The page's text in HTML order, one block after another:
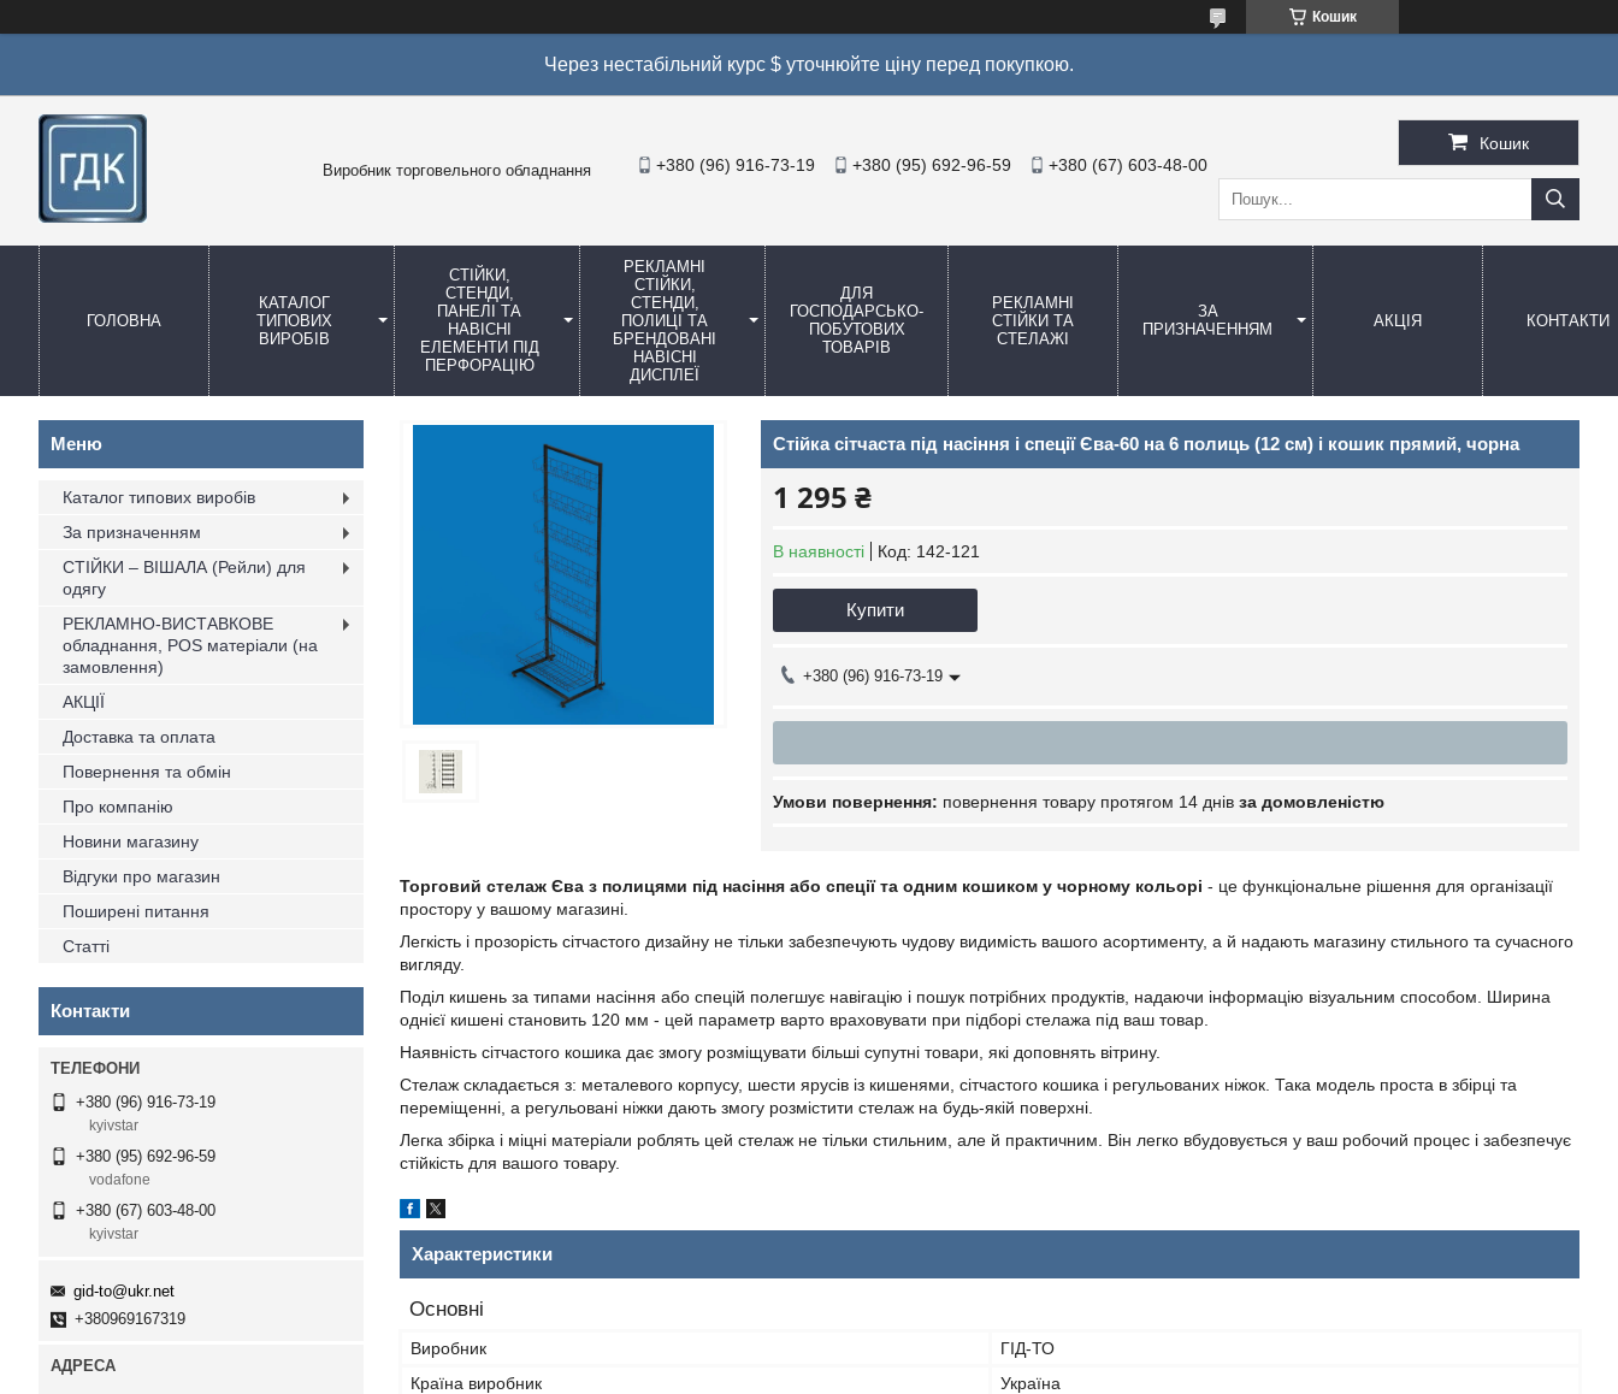
Кошик
Через нестабільний курс $ уточнюйте ціну перед покупкою.
Виробник торговельного обладнання +380 (96) 916-73-19 +380 (95) 692-96-59 +380 (67) 603-48-00
Кошик
ГОЛОВНА
КАТАЛОГ
ТИПОВИХ
ВИРОБІВ
СТІЙКИ,
СТЕНДИ,
ПАНЕЛІ ТА
НАВІСНІ
ЕЛЕМЕНТИ ПІД
ПЕРФОРАЦІЮ
РЕКЛАМНІ
СТІЙКИ,
СТЕНДИ,
ПОЛИЦІ ТА
БРЕНДОВАНІ
НАВІСНІ
ДИСПЛЕЇ
ДЛЯ
ГОСПОДАРСЬКО-
ПОБУТОВИХ
ТОВАРІВ
РЕКЛАМНІ
СТІЙКИ ТА
СТЕЛАЖІ
ЗА
ПРИЗНАЧЕННЯМ
АКЦІЯ КОНТАКТИ
Стійка сітчаста під насіння і спеції Єва-60 на 6 полиць (12 см) і кошик прямий, чорна
1 295 ₴
В наявності Код: 142-121
Купити
+380 (96) 916-73-19
повернення товару протягом 14 днів за домовленістю
Торговий стелаж Єва з полицями під насіння або спеції та одним кошиком у чорному кольорі - це функціональне рішення для організації
простору у вашому магазині.
Легкість і прозорість сітчастого дизайну не тільки забезпечують чудову видимість вашого асортименту, а й надають магазину стильного та сучасного
вигляду.
Поділ кишень за типами насіння або спецій полегшує навігацію і пошук потрібних продуктів, надаючи інформацію візуальним способом. Ширина
однієї кишені становить 120 мм - цей параметр варто враховувати при підборі стелажа під ваш товар.
Наявність сітчастого кошика дає змогу розміщувати більші супутні товари, які доповнять вітрину.
Стелаж складається з: металевого корпусу, шести ярусів із кишенями, сітчастого кошика і регульованих ніжок. Така модель проста в збірці та
переміщенні, а регульовані ніжки дають змогу розмістити стелаж на будь-якій поверхні.
Легка збірка і міцні матеріали роблять цей стелаж не тільки стильним, але й практичним. Він легко вбудовується у ваш робочий процес і забезпечує
стійкість для вашого товару.
Характеристики
Основні
Виробник
ГІД-ТО
Країна виробник
Україна
Каталог типових виробів
За призначенням
СТІЙКИ – ВІШАЛА (Рейли) для
одягу
РЕКЛАМНО-ВИСТАВКОВЕ
обладнання, POS матеріали (на
замовлення)
АКЦІЇ
Доставка та оплата
Повернення та обмін
Про компанію
Новини магазину
Відгуки про магазин
Поширені питання
Статті
Контакти
+380 (96) 916-73-19
kyivstar
+380 (95) 692-96-59
vodafone
+380 (67) 603-48-00
kyivstar
gid-to@ukr.net
+380969167319